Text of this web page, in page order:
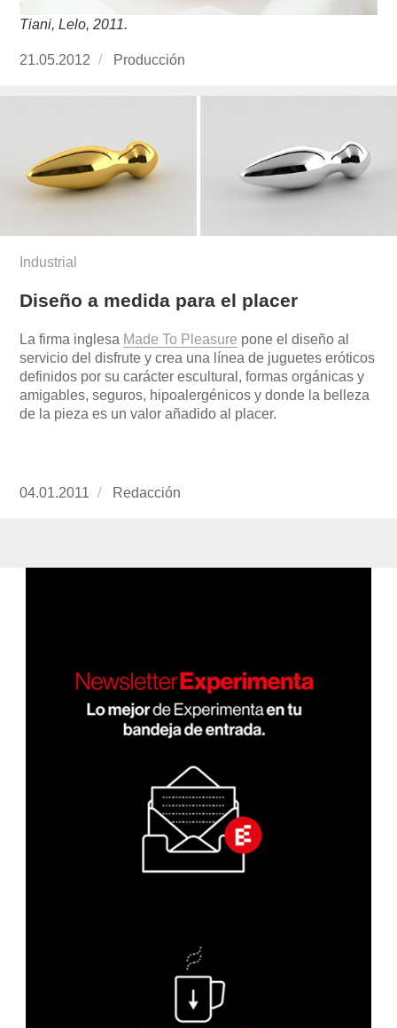
Tiani, Lelo, 2011.
Publicado
21.05.2012 https://www.experimenta.es/author/
Producción
Industrial
Diseño a medida para el placer
La firma inglesa Made To Pleasure pone el diseño al
servicio del disfrute y crea una línea de juguetes eróticos
definidos por su carácter escultural, formas orgánicas y
amigables, seguros, hipoalergénicos y donde la belleza
de la pieza es un valor añadido al placer.
Publicado
04.01.2011 https://www.experimenta.es/author/redaccion/
Redacción